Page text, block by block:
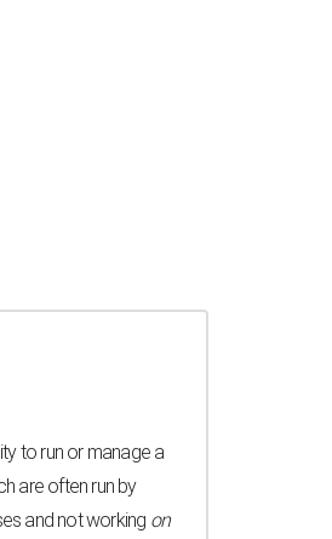
to run or manage a
are often run by
and not working on